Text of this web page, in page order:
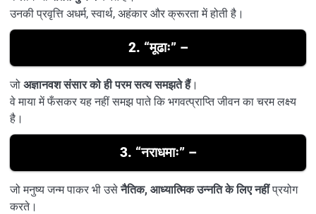
उनकी प्रवृत्ति अधर्म, स्वार्थ, अहंकार और क्रूरता में होती है।
2. “मूढाः”–
जो अज्ञानवश संसार को ही परम सत्य समझते हैं।
वे माया में फँसकर यह नहीं समझ पाते कि भगवत्प्राप्ति जीवन का चरम लक्ष्य
है।
3. “नराधमाः”–
जो मनुष्य जन्म पाकर भी उसेनैतिक, आध्यात्मिक उन्नति के लिए नहींप्रयोग
करते।